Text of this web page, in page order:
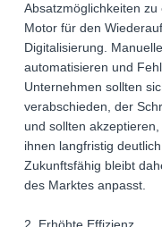
Absatzmöglichkeiten
Motor für den
Digitalisierung.
automatisieren und
Unternehmen sollten
verabschieden, der
und sollten
ihnen langfristig
Zukunftsfähig bleibt
des Marktes anpasst.